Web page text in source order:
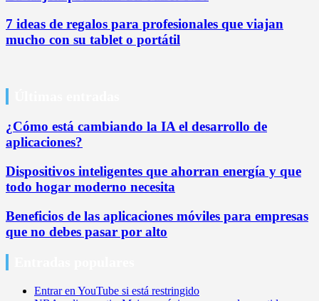
7 ideas de regalos para profesionales que viajan
mucho con su tablet o portátil
¿Cómo está cambiando la IA el desarrollo de
aplicaciones?
Dispositivos inteligentes que ahorran energía y que
todo hogar moderno necesita
Beneficios de las aplicaciones móviles para empresas
que no debes pasar por alto
Entrar en YouTube si está restringido